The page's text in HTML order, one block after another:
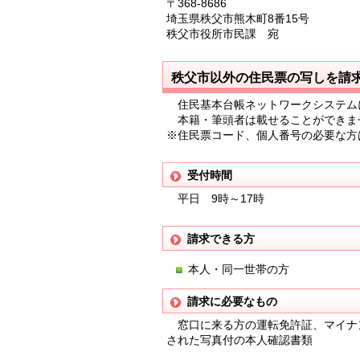
〒368-8686
埼玉県秩父市熊木町8番15号
秩父市役所市民課 宛
秩父市以外の住民票の写しを請
住民基本台帳ネットワークシステ
本籍・筆頭者は載せることができま
※住民票コード、個人番号の必要な
受付時間
平日 9時～17時
請求できる方
本人・同一世帯の方
請求に必要なもの
窓口に来る方の運転免許証、マイ
された写真付の本人確認書類